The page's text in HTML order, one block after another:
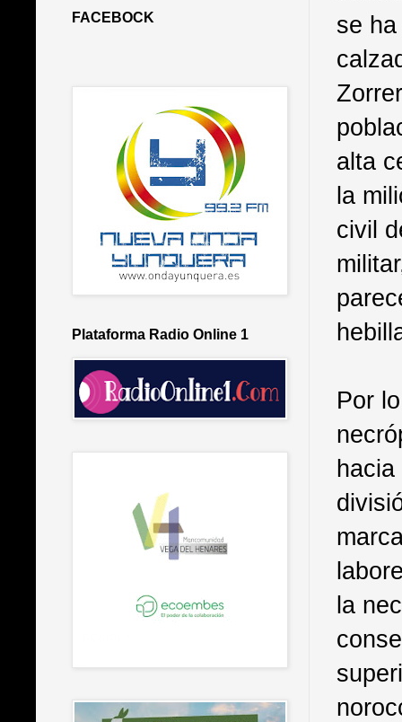
se
alta
la
civil
Por
hacia
la
FACEBOCK
Plataforma Radio Online 1